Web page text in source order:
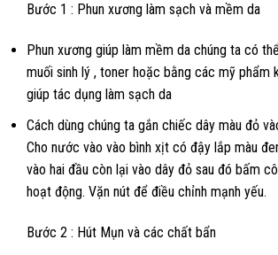
Bước 1 : Phun xương làm sạch và mềm da
Phun xương giúp làm mềm da chúng ta có
muối sinh lý , toner hoặc bằng các mỹ phẩm
giúp tác dụng làm sạch da
Cách dùng chúng ta gắn chiếc dây màu đỏ
Cho nước vào vào bình xịt có đậy lắp màu
vào hai đầu còn lại vào dây đỏ sau đó bấm
hoạt động. Vặn nút để điều chỉnh mạnh yếu.
Bước 2 : Hút Mụn và các chất bẩn